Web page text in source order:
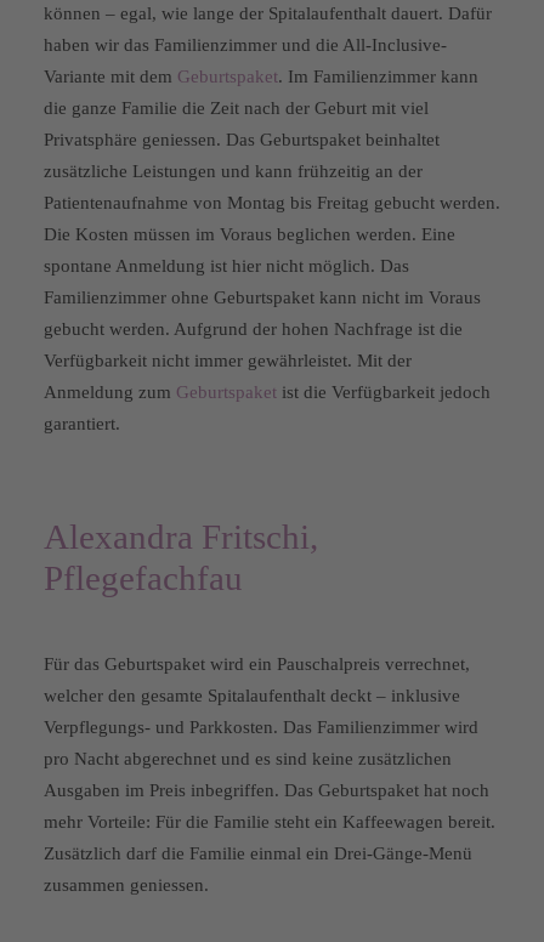
können – egal, wie lange der Spitalaufenthalt dauert. Dafür
haben wir das Familienzimmer und die All-Inclusive-
Variante mit dem Geburtspaket. Im Familienzimmer kann
die ganze Familie die Zeit nach der Geburt mit viel
Privatsphäre geniessen. Das Geburtspaket beinhaltet
zusätzliche Leistungen und kann frühzeitig an der
Patientenaufnahme von Montag bis Freitag gebucht werden.
Die Kosten müssen im Voraus beglichen werden. Eine
spontane Anmeldung ist hier nicht möglich. Das
Familienzimmer ohne Geburtspaket kann nicht im Voraus
gebucht werden. Aufgrund der hohen Nachfrage ist die
Verfügbarkeit nicht immer gewährleistet. Mit der
Anmeldung zum Geburtspaket ist die Verfügbarkeit jedoch
garantiert.
Alexandra Fritschi,
Pflegefachfau
Für das Geburtspaket wird ein Pauschalpreis verrechnet,
welcher den gesamte Spitalaufenthalt deckt – inklusive
Verpflegungs- und Parkkosten. Das Familienzimmer wird
pro Nacht abgerechnet und es sind keine zusätzlichen
Ausgaben im Preis inbegriffen. Das Geburtspaket hat noch
mehr Vorteile: Für die Familie steht ein Kaffeewagen bereit.
Zusätzlich darf die Familie einmal ein Drei-Gänge-Menü
zusammen geniessen.